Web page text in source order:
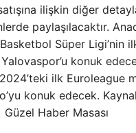
ilişkin diğer
paylaşılacaktır.
Süper Ligi’nin
konuk
ilk Euroleague
konuk edecek.
Haber Masası